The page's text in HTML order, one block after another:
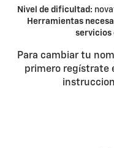
Nivel de dificultad:
Herramientas
servicios
Para cambiar tu
primero regístrate